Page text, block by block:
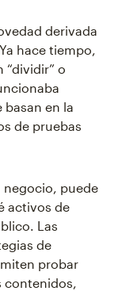
derivada
hace tiempo,
“dividir” o
basan en la
de pruebas
negocio, puede
activos de
Las
de
probar
contenidos,